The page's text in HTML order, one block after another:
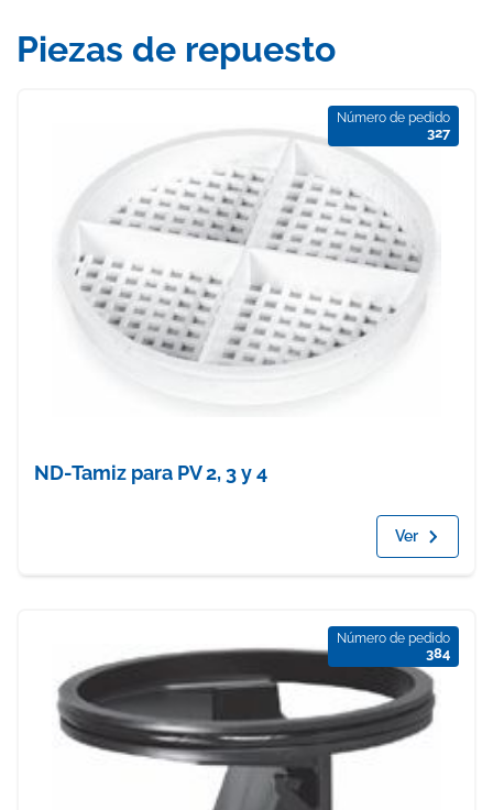
Piezas de repuesto
Número de pedido
327
ND-Tamiz para PV 2, 3 y 4
Ver
Número de pedido
384